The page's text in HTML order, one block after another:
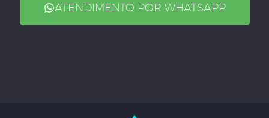
ATENDIMENTO POR WHATSAPP